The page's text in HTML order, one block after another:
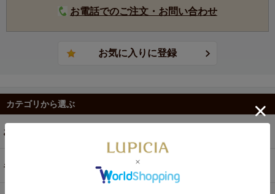
お電話でのご注文・お問い合わせ
カテゴリから選ぶ
お茶
ギフト